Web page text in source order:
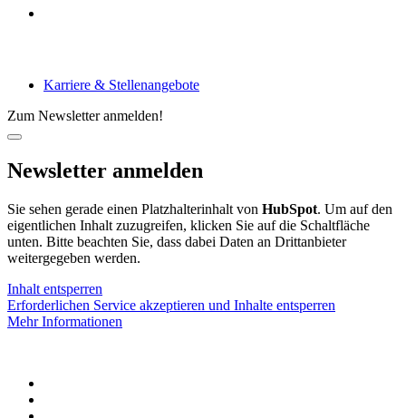
Karriere & Stellenangebote
Zum Newsletter anmelden!
Newsletter anmelden
Sie sehen gerade einen Platzhalterinhalt von HubSpot. Um auf den
eigentlichen Inhalt zuzugreifen, klicken Sie auf die Schaltfläche
unten. Bitte beachten Sie, dass dabei Daten an Drittanbieter
weitergegeben werden.
Inhalt entsperren
Erforderlichen Service akzeptieren und Inhalte entsperren
Mehr Informationen